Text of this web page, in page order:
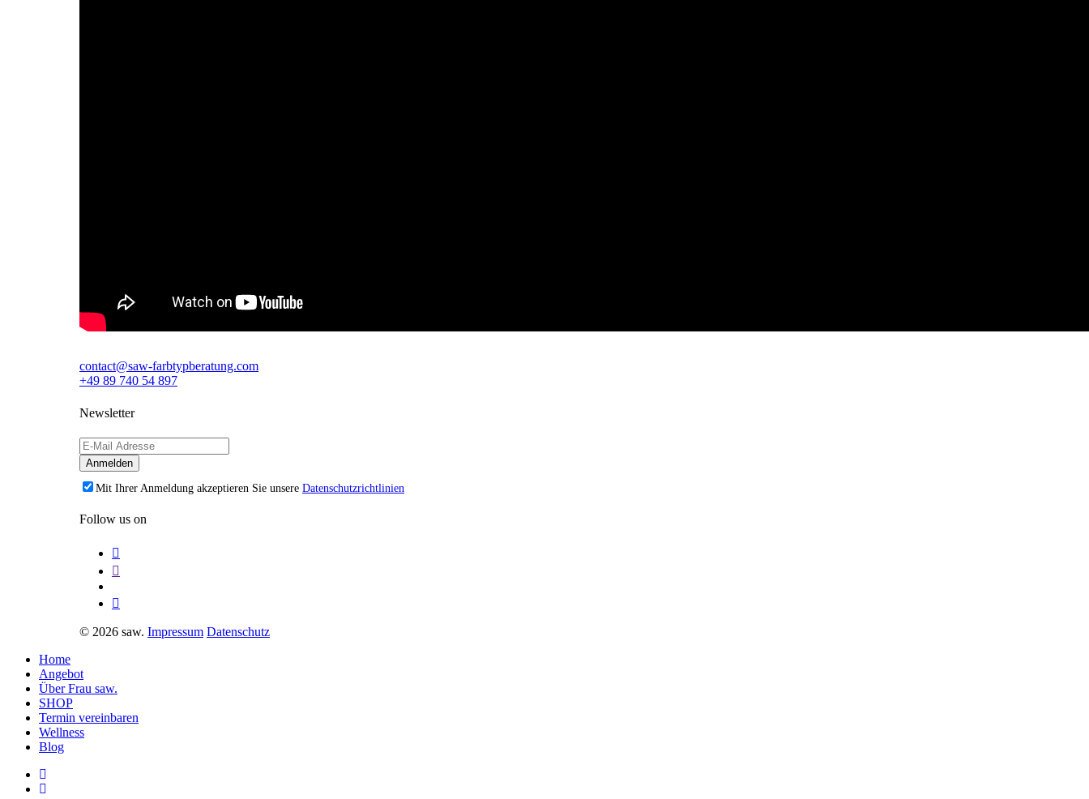
contact@saw-farbtypberatung.com
+49 89 740 54 897
Newsletter
Mit Ihrer Anmeldung akzeptieren Sie unsere Datenschutzrichtlinien
Follow us on
© 2026 saw. Impressum Datenschutz
Home
Angebot
Über Frau saw.
SHOP
Termin vereinbaren
Wellness
Blog